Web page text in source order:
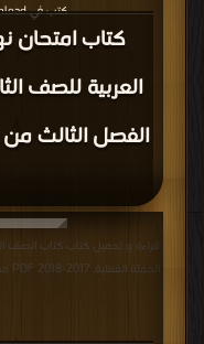
كتاب امتحان
العربية للصف
كتب في Free Download
قراءة و تحميل كتاب كتاب الصف
الجملة الفعلية, 2017-2018 PDF مجانا | مكتبة >